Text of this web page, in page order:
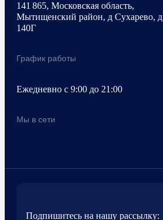
141 865, Московская область,
Мытищенский район, д Сухарево, д
140Г
График работы
Ежедневно с 9:00 до 21:00
Мы в сети
Подпишитесь на нашу рассылку: